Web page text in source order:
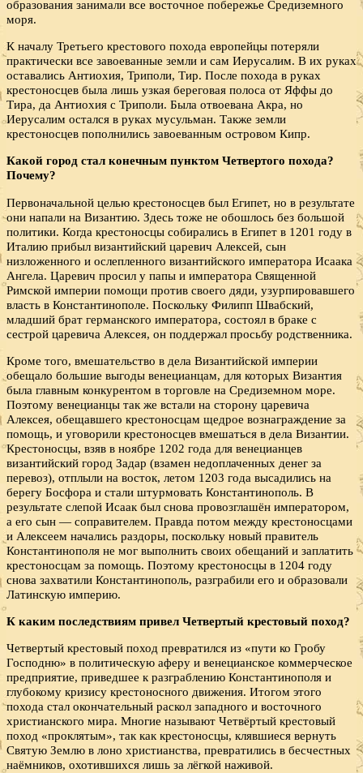
образования занимали все восточное побережье Средиземного
моря.
К началу Третьего крестового похода европейцы потеряли
практически все завоеванные земли и сам Иерусалим. В их руках
оставались Антиохия, Триполи, Тир. После похода в руках
крестоносцев была лишь узкая береговая полоса от Яффы до
Тира, да Антиохия с Триполи. Была отвоевана Акра, но
Иерусалим остался в руках мусульман. Также земли
крестоносцев пополнились завоеванным островом Кипр.
Какой город стал конечным пунктом Четвертого похода?
Почему?
Первоначальной целью крестоносцев был Египет, но в результате
они напали на Византию. Здесь тоже не обошлось без большой
политики. Когда крестоносцы собирались в Египет в 1201 году в
Италию прибыл византийский царевич Алексей, сын
низложенного и ослепленного византийского императора Исаака
Ангела. Царевич просил у папы и императора Священной
Римской империи помощи против своего дяди, узурпировавшего
власть в Константинополе. Поскольку Филипп Швабский,
младший брат германского императора, состоял в браке с
сестрой царевича Алексея, он поддержал просьбу родственника.
Кроме того, вмешательство в дела Византийской империи
обещало большие выгоды венецианцам, для которых Византия
была главным конкурентом в торговле на Средиземном море.
Поэтому венецианцы так же встали на сторону царевича
Алексея, обещавшего крестоносцам щедрое вознаграждение за
помощь, и уговорили крестоносцев вмешаться в дела Византии.
Крестоносцы, взяв в ноябре 1202 года для венецианцев
византийский город Задар (взамен недоплаченных денег за
перевоз), отплыли на восток, летом 1203 года высадились на
берегу Босфора и стали штурмовать Константинополь. В
результате слепой Исаак был снова провозглашён императором,
а его сын — соправителем. Правда потом между крестоносцами
и Алексеем начались раздоры, поскольку новый правитель
Константинополя не мог выполнить своих обещаний и заплатить
крестоносцам за помощь. Поэтому крестоносцы в 1204 году
снова захватили Константинополь, разграбили его и образовали
Латинскую империю.
К каким последствиям привел Четвертый крестовый поход?
Четвертый крестовый поход превратился из «пути ко Гробу
Господню» в политическую аферу и венецианское коммерческое
предприятие, приведшее к разграблению Константинополя и
глубокому кризису крестоносного движения. Итогом этого
похода стал окончательный раскол западного и восточного
христианского мира. Многие называют Четвёртый крестовый
поход «проклятым», так как крестоносцы, клявшиеся вернуть
Святую Землю в лоно христианства, превратились в бесчестных
наёмников, охотившихся лишь за лёгкой наживой.